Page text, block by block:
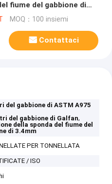
fiume del gabbione di
MOQ：100 insiemi
Contattaci
del gabbione di ASTM A975
del gabbione di Galfan,
della sponda del fiume del
di 3.4mm
PER TONNELLATA
/ ISO